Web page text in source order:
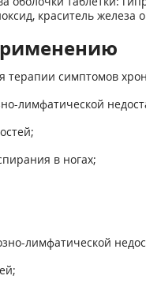
краситель железа
терапии симптомов
лимфатической
в ногах;
лимфатической